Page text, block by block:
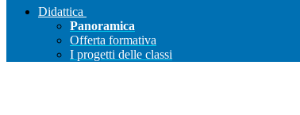
Didattica
Panoramica
Offerta formativa
I progetti delle classi